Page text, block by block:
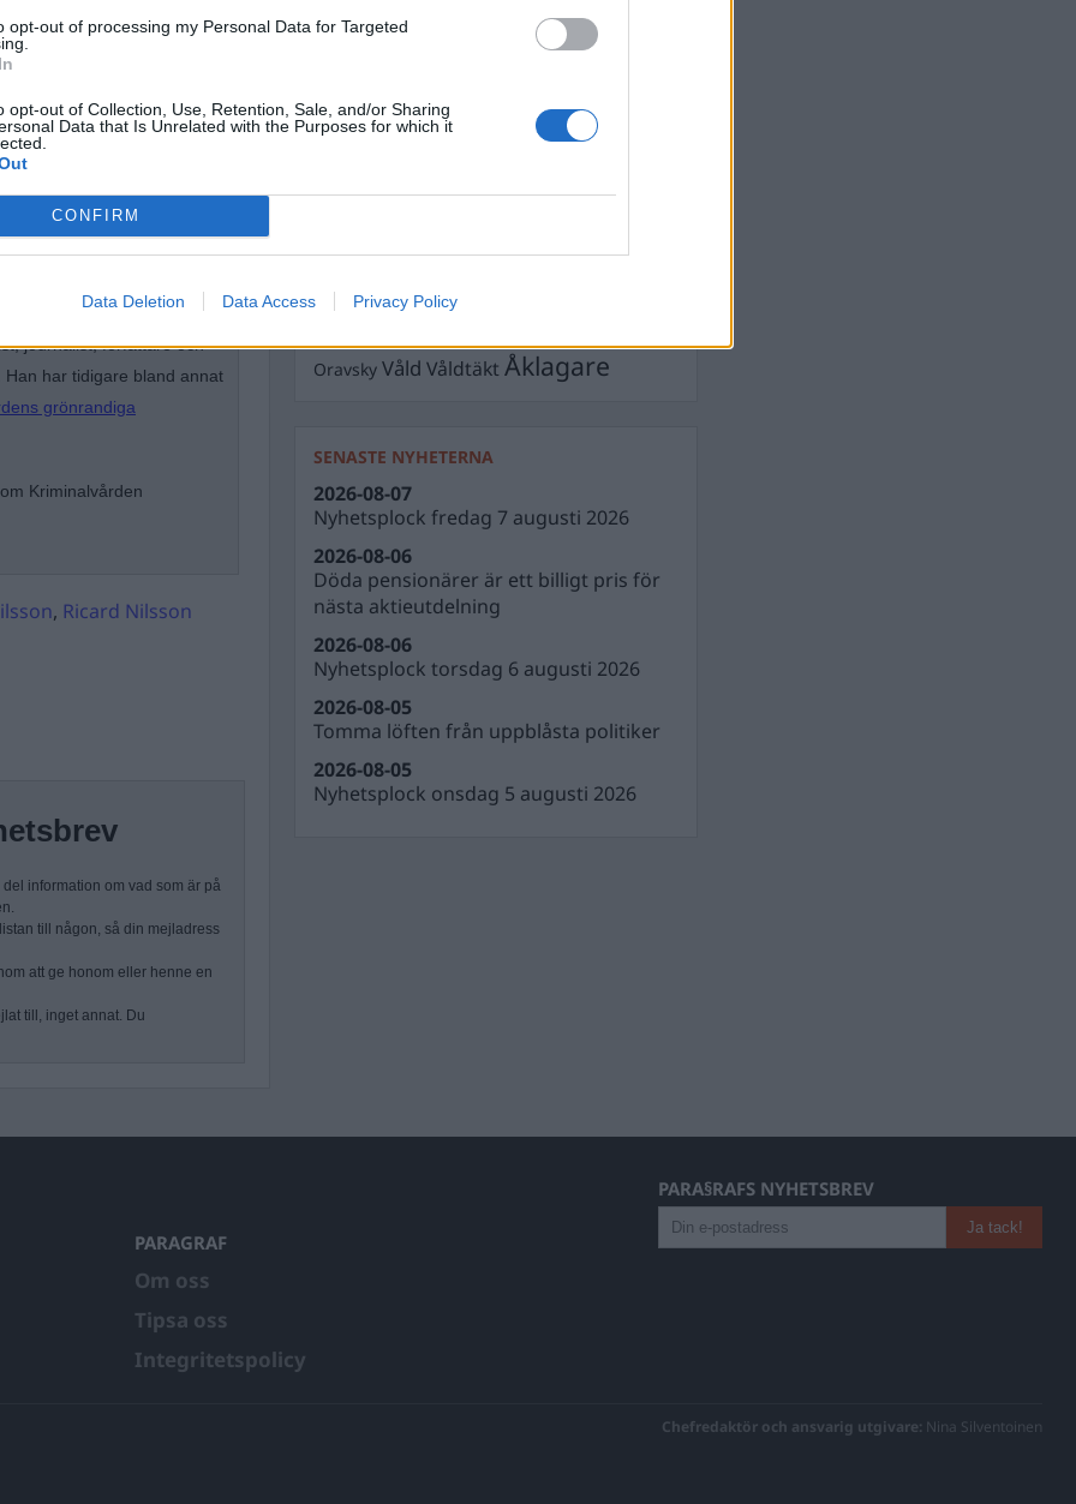
opt-out of processing my Personal Data for Targeted
opt-out of Collection, Use, Retention, Sale, and/or Sharing
Data that Is Unrelated with the Purposes for which it
CONFIRM
Data Deletion Data Access Privacy Policy
journalist, författare och
har tidigare bland annat
grönrandiga
Kriminalvården
, Ricard Nilsson
information om vad som är på
till någon, så din mejladress
att ge honom eller henne en
till, inget annat. Du
Jimmie Åkesson Kokainmålet
Kriminalvården Kristdemokraterna
Misshandel Moderaterna Mord
Silventoinen Petter Inedahl Polisen
Rättssäkerhet
Sverigedemokraterna
Oravsky Våld Våldtäkt Åklagare
SENASTE NYHETERNA
Nyhetsplock fredag 7 augusti 2026
2026-08-07
Döda pensionärer är ett billigt pris för
nästa aktieutdelning
2026-08-06
Nyhetsplock torsdag 6 augusti 2026
2026-08-06
Tomma löften från uppblåsta politiker
2026-08-05
Nyhetsplock onsdag 5 augusti 2026
2026-08-05
PARAGRAF
Om oss
Tipsa oss
Integritetspolicy
PARA§RAFS NYHETSBREV
Chefredaktör och ansvarig utgivare: Nina Silventoinen